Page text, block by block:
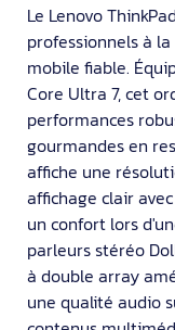
Le Lenovo
professionnels à
mobile fiable.
Core Ultra 7, cet
performances
gourmandes en
affiche une
affichage clair
un confort lors
parleurs stéréo
à double array
une qualité audio